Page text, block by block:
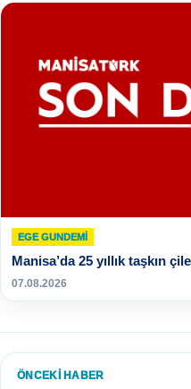
EGE GUNDEMİ
Manisa’da 25 yıllık taşkın
07.08.2026
ÖNCEKI HABER